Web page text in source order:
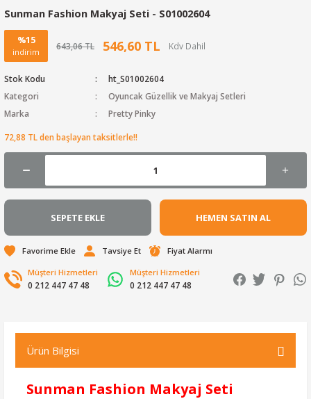
Sunman Fashion Makyaj Seti - S01002604
%15
indirim
643,06 TL 546,60 TL
Stok Kodu
ht_S01002604
Kategori
Oyuncak Güzellik ve Makyaj Setleri
Marka
Pretty Pinky
72,88 TL den başlayan taksitlerle!!
SEPETE EKLE HEMEN SATIN AL
Tavsiye Et Fiyat Alarmı
Müşteri Hizmetleri
0 212 447 47 48
Müşteri Hizmetleri
0 212 447 47 48
Ürün Bilgisi
Sunman Fashion Makyaj Seti